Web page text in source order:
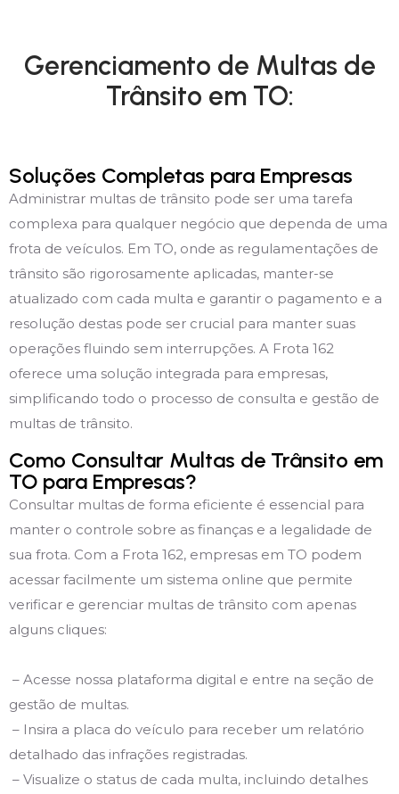
Gerenciamento de Multas de
Trânsito em TO:
Soluções Completas para Empresas
Administrar multas de trânsito pode ser uma tarefa
complexa para qualquer negócio que dependa de uma
frota de veículos. Em TO, onde as regulamentações de
trânsito são rigorosamente aplicadas, manter-se
atualizado com cada multa e garantir o pagamento e a
resolução destas pode ser crucial para manter suas
operações fluindo sem interrupções. A Frota 162
oferece uma solução integrada para empresas,
simplificando todo o processo de consulta e gestão de
multas de trânsito.
Como Consultar Multas de Trânsito em
TO para Empresas?
Consultar multas de forma eficiente é essencial para
manter o controle sobre as finanças e a legalidade de
sua frota. Com a Frota 162, empresas em TO podem
acessar facilmente um sistema online que permite
verificar e gerenciar multas de trânsito com apenas
alguns cliques:
– Acesse nossa plataforma digital e entre na seção de
gestão de multas.
– Insira a placa do veículo para receber um relatório
detalhado das infrações registradas.
– Visualize o status de cada multa, incluindo detalhes